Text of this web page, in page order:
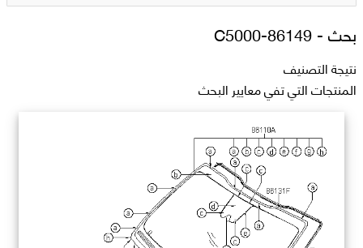
بحث -86149-C5000
نتيجة التصنيف
المنتجات التي تفي معايير البحث